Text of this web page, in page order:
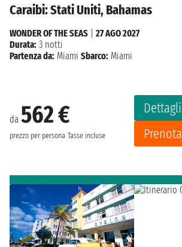
Caraibi: Stati Uniti, Bahamas
da 562 €
prezzo per persona Tasse incluse
Dettagli
Prenota
WONDER OF THE SEAS
27 AGO 2027
Durata: 3 notti
Partenza da: Miami Sbarco: Miami